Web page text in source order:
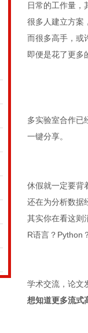
日常的工作量，
很多人建立方案
而很多高手，或
即便是花了更多
多实验室合作已
一键分享。
休假就一定要背
还在为分析数据
其实你在看这则
R语言？Python
学术交流，论文
想知道更多流式